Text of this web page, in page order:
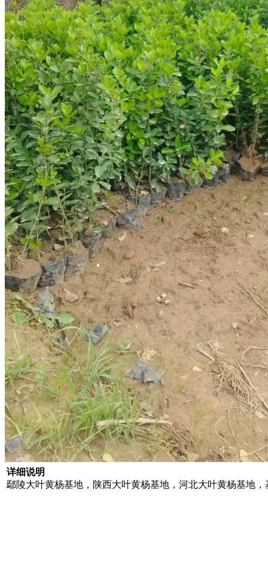
详细说明
鄢陵大叶黄杨基地，陕西大叶黄杨基地，河北大叶黄杨基地，